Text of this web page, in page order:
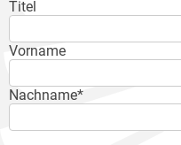
Titel
Vorname
Nachname*